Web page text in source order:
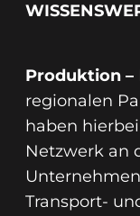
Produktion –
regionalen
haben
Netzwerk an
Transport-